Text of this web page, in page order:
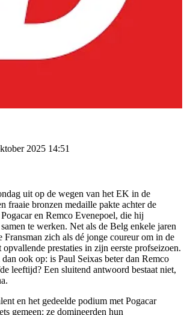
2025 14:51
uit op de wegen van het EK in de
fraaie bronzen medaille pakte achter de
en Remco Evenepoel, die hij
te werken. Net als de Belg enkele jaren
Fransman zich als dé jonge coureur om in de
opvallende prestaties in zijn eerste profseizoen.
ook op: is Paul Seixas beter dan Remco
leeftijd? Een sluitend antwoord bestaat niet,
en het gedeelde podium met Pogacar
gemeen: ze domineerden hun